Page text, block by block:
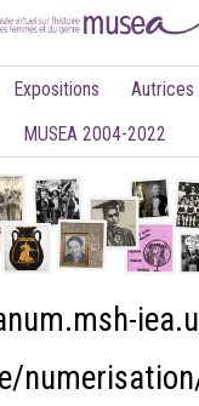
Expositions
Autrices
MUSEA 2004-2022